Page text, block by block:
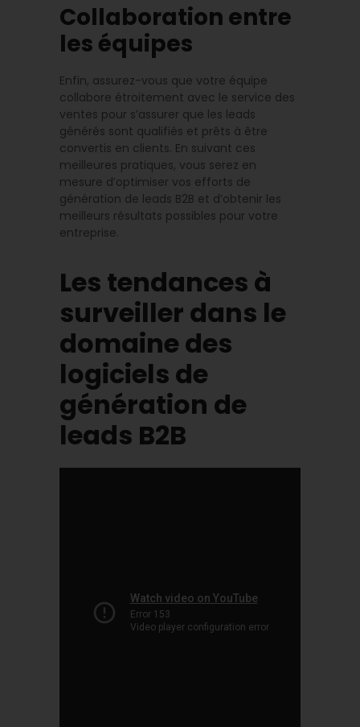
Collaboration entre
les équipes
Enfin, assurez-vous que votre équipe
collabore étroitement avec le service des
ventes pour s’assurer que les leads
générés sont qualifiés et prêts à être
convertis en clients. En suivant ces
meilleures pratiques, vous serez en
mesure d’optimiser vos efforts de
génération de leads B2B et d’obtenir les
meilleurs résultats possibles pour votre
entreprise.
Les tendances à
surveiller dans le
domaine des
logiciels de
génération de
leads B2B